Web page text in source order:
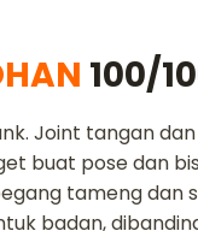
100/
Joint tangan
buat pose dan
tameng dan
badan,